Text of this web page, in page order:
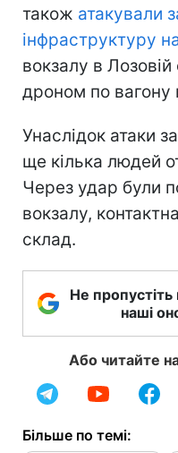
також атакували
інфраструктуру
вокзалу в
дроном по вагону
Унаслідок атаки
ще кілька людей
Через удар були
вокзалу,
склад.
Не пропустіть
наші
Або читайте
Більше по темі: